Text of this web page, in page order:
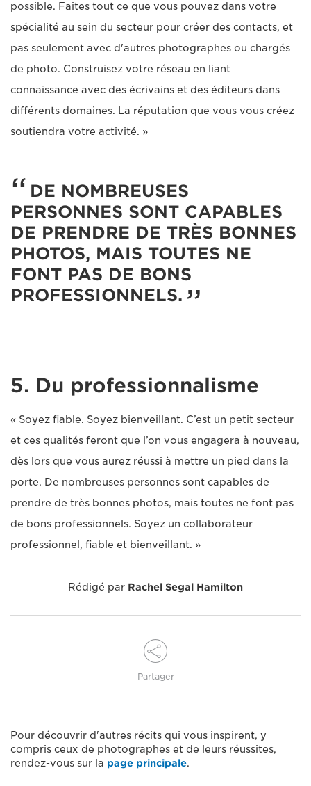
possible. Faites tout ce que vous pouvez dans votre
spécialité au sein du secteur pour créer des contacts, et
pas seulement avec d'autres photographes ou chargés
de photo. Construisez votre réseau en liant
connaissance avec des écrivains et des éditeurs dans
différents domaines. La réputation que vous vous créez
soutiendra votre activité. »
DE NOMBREUSES
PERSONNES SONT CAPABLES
DE PRENDRE DE TRÈS BONNES
PHOTOS, MAIS TOUTES NE
FONT PAS DE BONS
PROFESSIONNELS.
5. Du professionnalisme
« Soyez fiable. Soyez bienveillant. C’est un petit secteur
et ces qualités feront que l’on vous engagera à nouveau,
dès lors que vous aurez réussi à mettre un pied dans la
porte. De nombreuses personnes sont capables de
prendre de très bonnes photos, mais toutes ne font pas
de bons professionnels. Soyez un collaborateur
professionnel, fiable et bienveillant. »
Rédigé par Rachel Segal Hamilton
Partager
Pour découvrir d'autres récits qui vous inspirent, y
compris ceux de photographes et de leurs réussites,
rendez-vous sur la page principale.